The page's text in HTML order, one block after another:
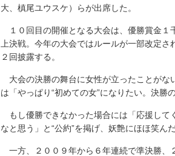
大、槙尾ユウスケ）らが出席した。
１０回目の開催となる大会は、優勝賞金１
上決戦。今年の大会ではルールが一部改定
２回披露する。
大会の決勝の舞台に女性が立ったことがな
は「やっぱり“初めての女”になりたい。決勝
もし優勝できなかった場合には「応援して
なと思う」と“公約”を掲げ、妖艶にほほ笑んだ
一方、２００９年から６年連続で準決勝、